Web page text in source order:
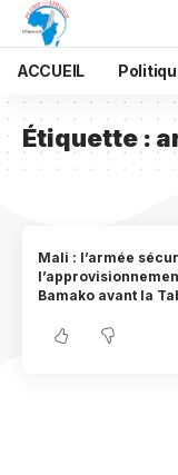
ACCUEIL
Étiquette :
Mali : l’armée
Bamako avant la